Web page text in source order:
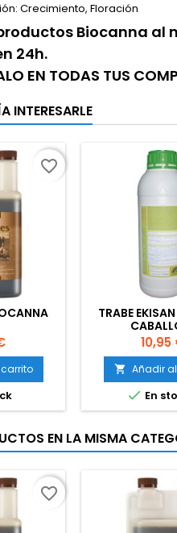
Crecimiento, Floración
Biocanna al
24h.
EN TODAS TUS
INTERESARLE
favorite_border
TRABE
Precio
10,95
 Añadir
 En
EN LA MISMA
favorite_border